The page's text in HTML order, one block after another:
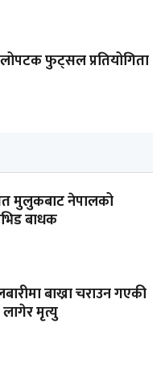
फुट्सल प्रतियोगिता
मुलुकबाट नेपालको
बाधक
बाख्रा चराउन गएकी
मृत्यु